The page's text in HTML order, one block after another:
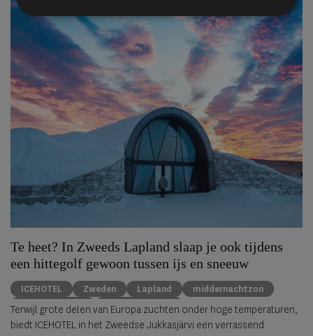
Te heet? In Zweeds Lapland slaap je ook tijdens
een hittegolf gewoon tussen ijs en sneeuw
ICEHOTEL Zweden Lapland
middernachtzon
summer travel
Arctische reizen
Terwijl grote delen van Europa zuchten onder hoge temperaturen,
biedt ICEHOTEL in het Zweedse Jukkasjärvi een verrassend